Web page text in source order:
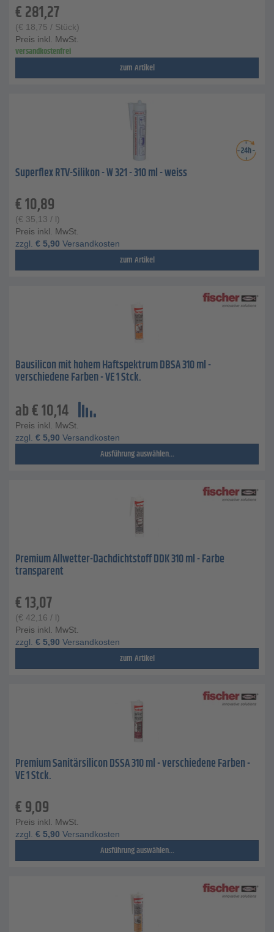
€281,27
(€ 18,75 / Stück)
Preis inkl. MwSt.
versandkostenfrei
zum Artikel
Superflex RTV-Silikon - W 321 - 310 ml - weiss
€10,89
(€ 35,13 / l)
Preis inkl. MwSt.
zzgl. € 5,90 Versandkosten
zum Artikel
Bausilicon mit hohem Haftspektrum DBSA 310 ml -
verschiedene Farben - VE 1 Stck.
ab€10,14
Preis inkl. MwSt.
zzgl. € 5,90 Versandkosten
Ausführung auswählen...
Premium Allwetter-Dachdichtstoff DDK 310 ml - Farbe
transparent
€13,07
(€ 42,16 / l)
Preis inkl. MwSt.
zzgl. € 5,90 Versandkosten
zum Artikel
Premium Sanitärsilicon DSSA 310 ml - verschiedene Farben -
VE 1 Stck.
€9,09
Preis inkl. MwSt.
zzgl. € 5,90 Versandkosten
Ausführung auswählen...